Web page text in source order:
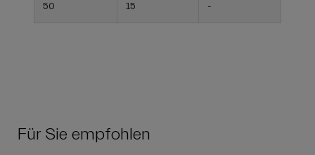
50 15 -
Für Sie empfohlen